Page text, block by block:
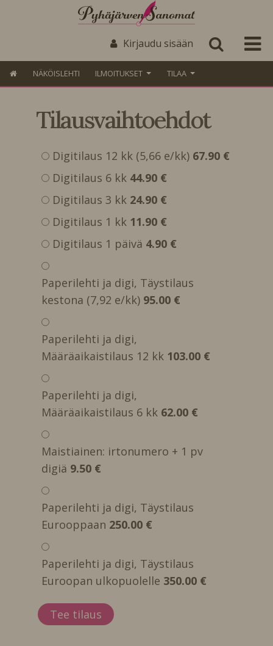
Kirjaudu sisään
NÄKÖISLEHTI ILMOITUKSET TILAA
Tilausvaihtoehdot
Digitilaus 12 kk (5,66 e/kk) 67.90 €
Digitilaus 6 kk 44.90 €
Digitilaus 3 kk 24.90 €
Digitilaus 1 kk 11.90 €
Digitilaus 1 päivä 4.90 €
Paperilehti ja digi, Täystilaus
kestona (7,92 e/kk) 95.00 €
Paperilehti ja digi,
Määräaikaistilaus 12 kk 103.00 €
Paperilehti ja digi,
Määräaikaistilaus 6 kk 62.00 €
Maistiainen: irtonumero + 1 pv
digiä 9.50 €
Paperilehti ja digi, Täystilaus
Eurooppaan 250.00 €
Paperilehti ja digi, Täystilaus
Euroopan ulkopuolelle 350.00 €